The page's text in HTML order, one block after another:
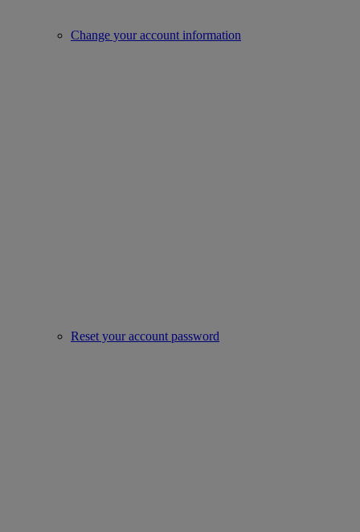
Change your account information
Reset your account password